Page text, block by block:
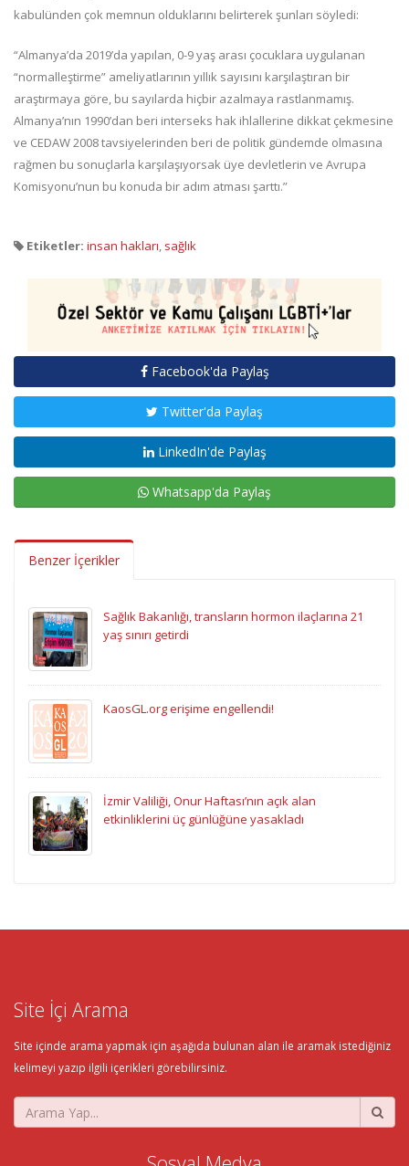
kabulünden çok memnun olduklarını belirterek şunları söyledi:
“Almanya’da 2019’da yapılan, 0-9 yaş arası çocuklara uygulanan
“normalleştirme” ameliyatlarının yıllık sayısını karşılaştıran bir
araştırmaya göre, bu sayılarda hiçbir azalmaya rastlanmamış.
Almanya’nın 1990’dan beri interseks hak ihlallerine dikkat çekmesine
ve CEDAW 2008 tavsiyelerinden beri de politik gündemde olmasına
rağmen bu sonuçlarla karşılaşıyorsak üye devletlerin ve Avrupa
Komisyonu’nun bu konuda bir adım atması şarttı.”
Etiketler: insan hakları sağlık
Facebook'da Paylaş
Twitter'da Paylaş
LinkedIn'de Paylaş
Whatsapp'da Paylaş
Benzer İçerikler
Sağlık Bakanlığı, transların hormon ilaçlarına 21
yaş sınırı getirdi
KaosGL.org erişime engellendi!
İzmir Valiliği, Onur Haftası’nın açık alan
etkinliklerini üç günlüğüne yasakladı
Site İçi Arama
Site içinde arama yapmak için aşağıda bulunan alan ile aramak istediğiniz
kelimeyi yazıp ilgili içerikleri görebilirsiniz.